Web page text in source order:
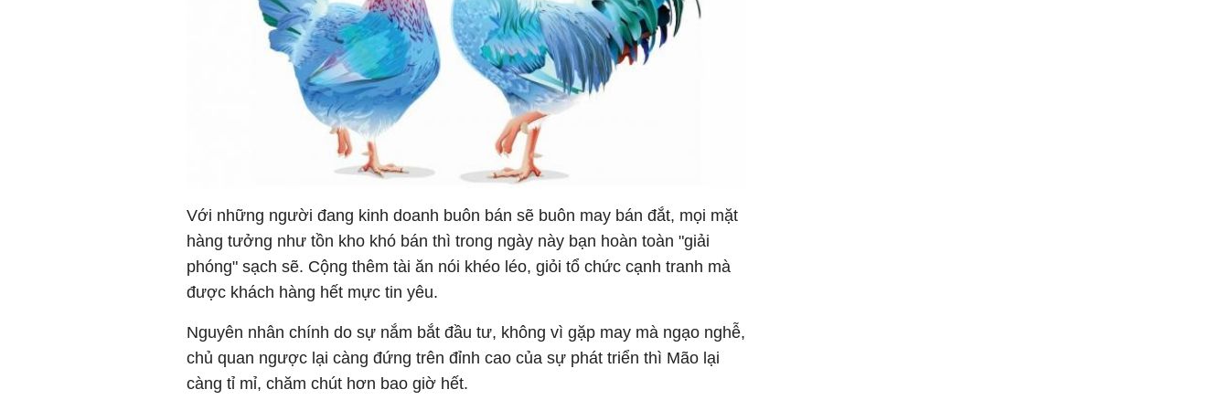
Với những người đang kinh doanh buôn bán sẽ buôn may bán đắt, mọi mặt
hàng tưởng như tồn kho khó bán thì trong ngày này bạn hoàn toàn "giải
phóng" sạch sẽ. Cộng thêm tài ăn nói khéo léo, giỏi tổ chức cạnh tranh mà
được khách hàng hết mực tin yêu.
Nguyên nhân chính do sự nắm bắt đầu tư, không vì gặp may mà ngạo nghễ,
chủ quan ngược lại càng đứng trên đỉnh cao của sự phát triển thì Mão lại
càng tỉ mỉ, chăm chút hơn bao giờ hết.